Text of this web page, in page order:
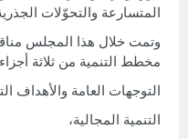
المتسارعة والتحوّلات
وتمت خلال هذا المجلس
مخطط التنمية من ثلاثة
التوجهات العامة والأهداف
التنمية المجالية،